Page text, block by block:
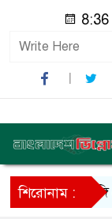
শিরোনাম :ডিঙ্গি